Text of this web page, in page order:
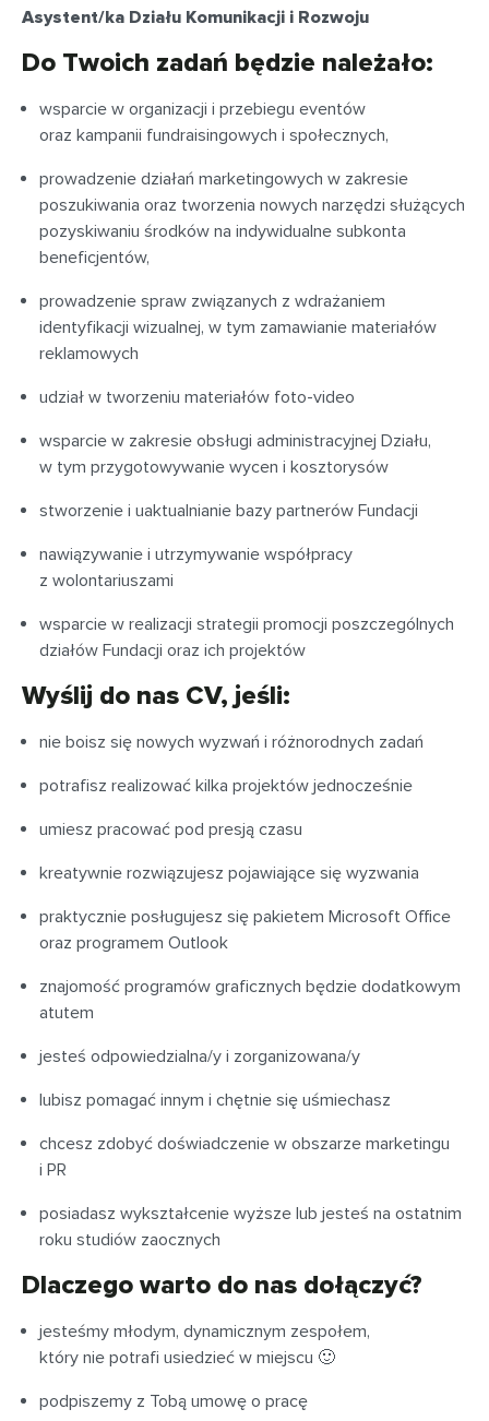
Asystent/ka Działu Komunikacji i Rozwoju
Do Twoich zadań będzie należało:
wsparcie w organizacji i przebiegu eventów
oraz kampanii fundraisingowych i społecznych,
prowadzenie działań marketingowych w zakresie
poszukiwania oraz tworzenia nowych narzędzi służących
pozyskiwaniu środków na indywidualne subkonta
beneficjentów,
prowadzenie spraw związanych z wdrażaniem
identyfikacji wizualnej, w tym zamawianie materiałów
reklamowych
udział w tworzeniu materiałów foto-video
wsparcie w zakresie obsługi administracyjnej Działu,
w tym przygotowywanie wycen i kosztorysów
stworzenie i uaktualnianie bazy partnerów Fundacji
nawiązywanie i utrzymywanie współpracy
z wolontariuszami
wsparcie w realizacji strategii promocji poszczególnych
działów Fundacji oraz ich projektów
Wyślij do nas CV, jeśli:
nie boisz się nowych wyzwań i różnorodnych zadań
potrafisz realizować kilka projektów jednocześnie
umiesz pracować pod presją czasu
kreatywnie rozwiązujesz pojawiające się wyzwania
praktycznie posługujesz się pakietem Microsoft Office
oraz programem Outlook
znajomość programów graficznych będzie dodatkowym
atutem
jesteś odpowiedzialna/y i zorganizowana/y
lubisz pomagać innym i chętnie się uśmiechasz
chcesz zdobyć doświadczenie w obszarze marketingu
i PR
posiadasz wykształcenie wyższe lub jesteś na ostatnim
roku studiów zaocznych
Dlaczego warto do nas dołączyć?
jesteśmy młodym, dynamicznym zespołem,
który nie potrafi usiedzieć w miejscu 🙂
podpiszemy z Tobą umowę o pracę